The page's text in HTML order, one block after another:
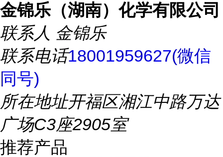
金锦乐（湖南）化学有限公司
联系人 金锦乐
联系电话18001959627(微信
同号)
所在地址开福区湘江中路万达
广场C3座2905室
推荐产品